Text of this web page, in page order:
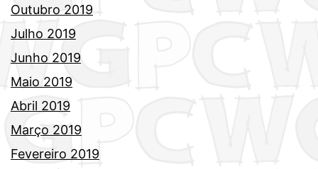
Outubro 2019
Julho 2019
Junho 2019
Maio 2019
Abril 2019
Março 2019
Fevereiro 2019